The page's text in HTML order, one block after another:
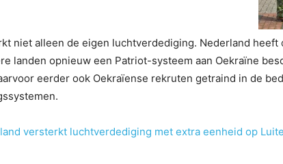
niet alleen de eigen luchtverdediging. Nederland
landen opnieuw een Patriot-systeem aan Oekraïne
eerder ook Oekraïense rekruten getraind in de
versterkt luchtverdediging met extra eenheid op